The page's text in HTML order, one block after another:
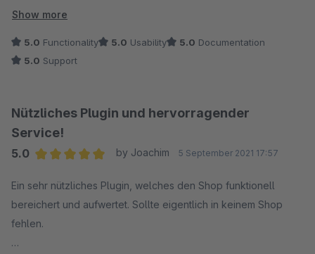
:)
Show more
5.0 Functionality 5.0 Usability 5.0 Documentation
5.0 Support
Nützliches Plugin und hervorragender
Service!
5.0
by Joachim 5 September 2021 17:57
Ein sehr nützliches Plugin, welches den Shop funktionell
bereichert und aufwertet. Sollte eigentlich in keinem Shop
fehlen.